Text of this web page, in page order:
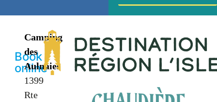
Book
online
Camping
des
Aulnaies
1399
Rte